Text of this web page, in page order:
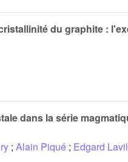
du graphite :
dans la série
; Alain Piqué ; Edgard